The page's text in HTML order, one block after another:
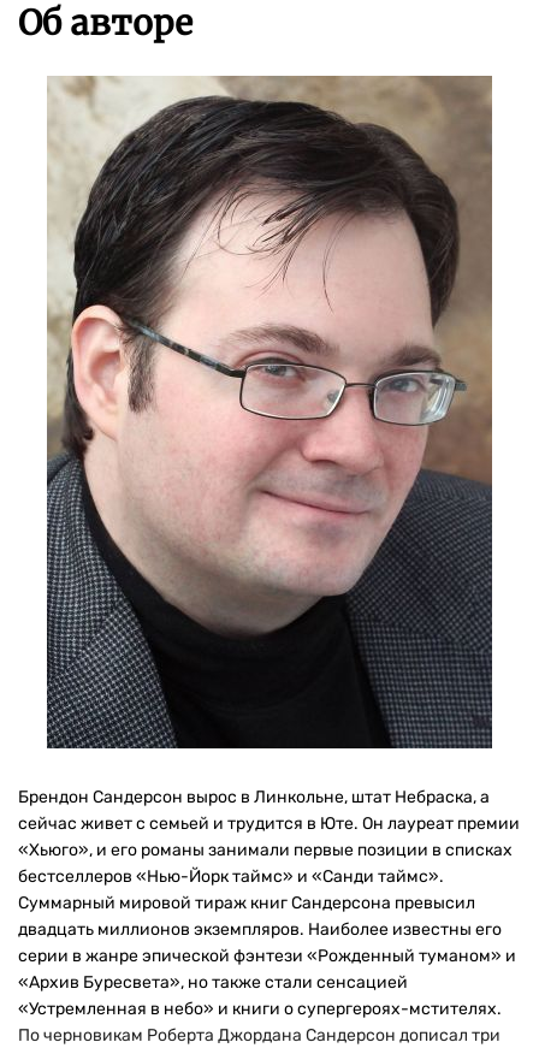
Об авторе
Брендон Сандерсон вырос в Линкольне, штат Небраска, а
сейчас живет с семьей и трудится в Юте. Он лауреат премии
«Хьюго», и его романы занимали первые позиции в списках
бестселлеров «Нью-Йорк таймс» и «Санди таймс».
Суммарный мировой тираж книг Сандерсона превысил
двадцать миллионов экземпляров. Наиболее известны его
серии в жанре эпической фэнтези «Рожденный туманом» и
«Архив Буресвета», но также стали сенсацией
«Устремленная в небо» и книги о супергероях-мстителях.
По черновикам Роберта Джордана Сандерсон дописал три